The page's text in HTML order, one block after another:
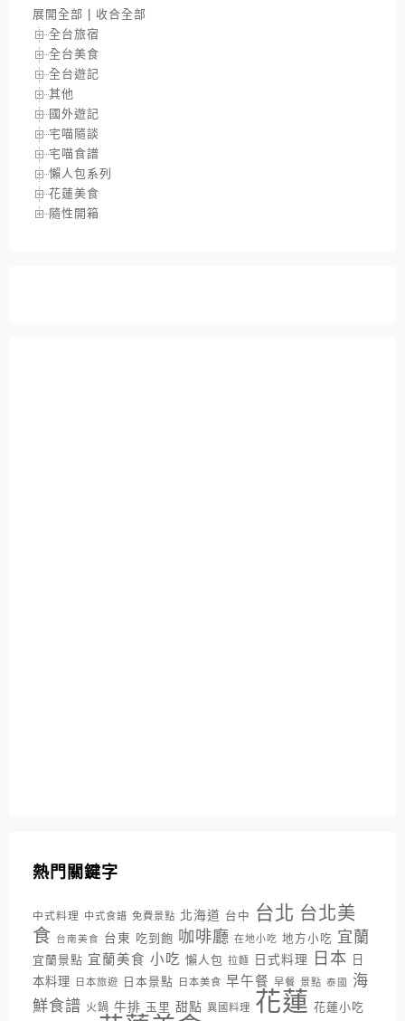
展開全部
收合全部
全台旅宿
全台美食
全台遊記
其他
國外遊記
宅喵隨談
宅喵食譜
懶人包系列
花蓮美食
隨性開箱
熱門關鍵字
中式料理 中式食譜 免費景點 北海道 台中 台北 台北美
食 台南美食 台東 吃到飽 咖啡廳 在地小吃 地方小吃 宜蘭
宜蘭景點 宜蘭美食 小吃 懶人包 拉麵 日式料理 日本 日
本料理
日本旅遊 日本景點 日本美食 早午餐 早餐 景點 泰國
海
鮮食譜 火鍋 牛排 玉里 甜點 異國料理 花蓮 花蓮小吃